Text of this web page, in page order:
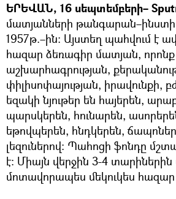
ԵՐԵՎԱՆ, 16 սեպտեմբերի–
մատյանների
1957թ.–ին։ Այստեղ պահվում է
հազար ձեռագիր մատյան,
աշխարհագրության,
փիլիսոփայության, իրավունքի,
եզակի նյութեր են հայերեն,
պարսկերեն, հունարեն,
եթովպերեն, հնդկերեն,
լեզուներով։ Պահոցի ֆոնդը
է։ Միայն վերջին 3-4 տարիներին
մոտավորապես մեկուկես հազար